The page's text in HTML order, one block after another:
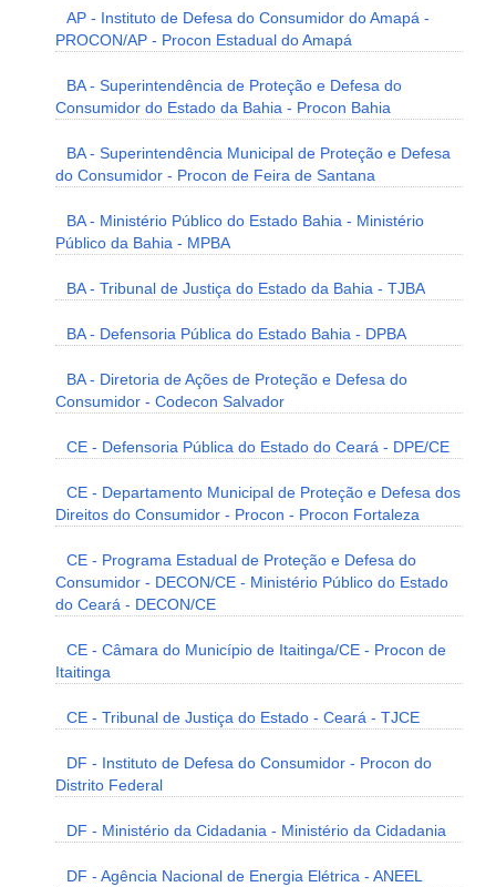
AP - Instituto de Defesa do Consumidor do Amapá -
PROCON/AP - Procon Estadual do Amapá
BA - Superintendência de Proteção e Defesa do
Consumidor do Estado da Bahia - Procon Bahia
BA - Superintendência Municipal de Proteção e Defesa
do Consumidor - Procon de Feira de Santana
BA - Ministério Público do Estado Bahia - Ministério
Público da Bahia - MPBA
BA - Tribunal de Justiça do Estado da Bahia - TJBA
BA - Defensoria Pública do Estado Bahia - DPBA
BA - Diretoria de Ações de Proteção e Defesa do
Consumidor - Codecon Salvador
CE - Defensoria Pública do Estado do Ceará - DPE/CE
CE - Departamento Municipal de Proteção e Defesa dos
Direitos do Consumidor - Procon - Procon Fortaleza
CE - Programa Estadual de Proteção e Defesa do
Consumidor - DECON/CE - Ministério Público do Estado
do Ceará - DECON/CE
CE - Câmara do Município de Itaitinga/CE - Procon de
Itaitinga
CE - Tribunal de Justiça do Estado - Ceará - TJCE
DF - Instituto de Defesa do Consumidor - Procon do
Distrito Federal
DF - Ministério da Cidadania - Ministério da Cidadania
DF - Agência Nacional de Energia Elétrica - ANEEL